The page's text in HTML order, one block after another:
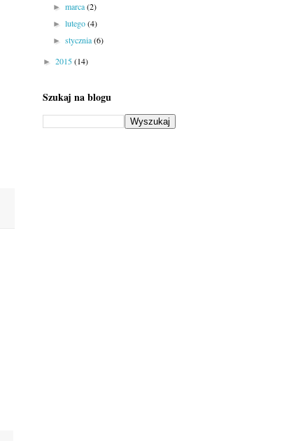
►marca(2)
►lutego(4)
►stycznia(6)
► 2015(14)
Szukaj na blogu